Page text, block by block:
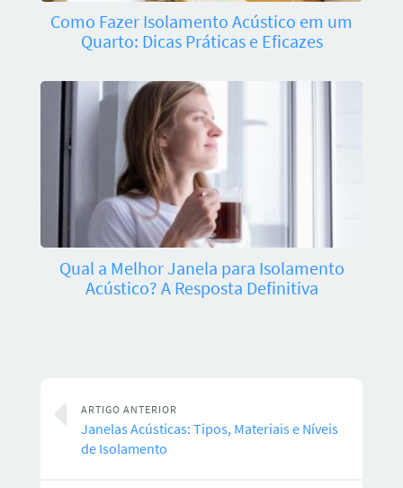
Como Fazer Isolamento Acústico em um
Quarto: Dicas Práticas e Eficazes
Qual a Melhor Janela para Isolamento
Acústico? A Resposta Definitiva
ARTIGO ANTERIOR
Janelas Acústicas: Tipos, Materiais e Níveis
de Isolamento